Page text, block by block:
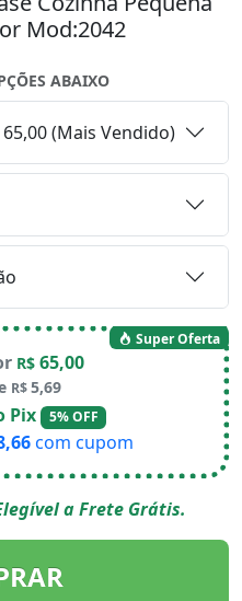
Mod:2042
ABAIXO
(Mais Vendido)
Super Oferta
R$ 65,00
R$5,69
Pix
5% OFF
com cupom
a Frete Grátis.